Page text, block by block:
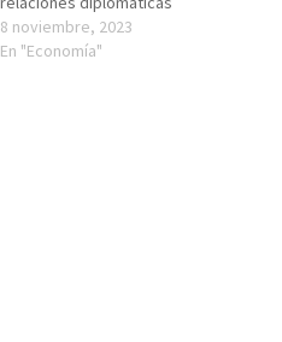
8 noviembre, 2023
En "Economía"